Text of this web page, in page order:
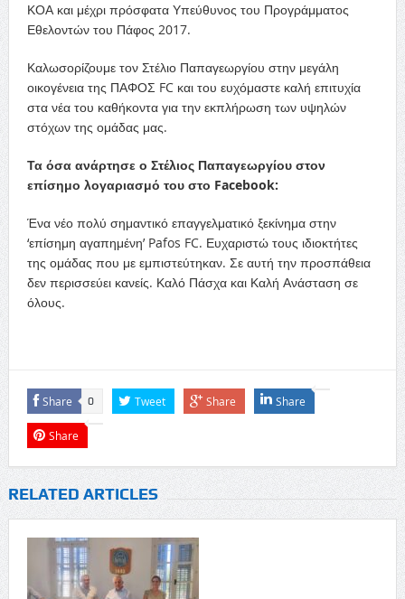
ΚΟΑ και μέχρι πρόσφατα Υπεύθυνος του Προγράμματος
Εθελοντών του Πάφος 2017.
Καλωσορίζουμε τον Στέλιο Παπαγεωργίου στην μεγάλη
οικογένεια της ΠΑΦΟΣ FC και του ευχόμαστε καλή επιτυχία
στα νέα του καθήκοντα για την εκπλήρωση των υψηλών
στόχων της ομάδας μας.
Τα όσα ανάρτησε ο Στέλιος Παπαγεωργίου στον
επίσημο λογαριασμό του στο Facebook:
Ένα νέο πολύ σημαντικό επαγγελματικό ξεκίνημα στην
‘επίσημη αγαπημένη’ Pafos FC. Ευχαριστώ τους ιδιοκτήτες
της ομάδας που με εμπιστεύτηκαν. Σε αυτή την προσπάθεια
δεν περισσεύει κανείς. Καλό Πάσχα και Καλή Ανάσταση σε
όλους.
Share 0 Tweet Share Share
Share
RELATED ARTICLES